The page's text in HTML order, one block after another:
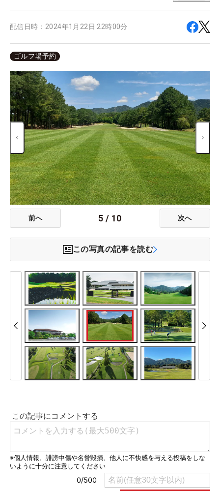
配信日時： 2024年1月22日 22時00分
ゴルフ場予約
前へ 5 / 10 次へ
この写真の記事を読む